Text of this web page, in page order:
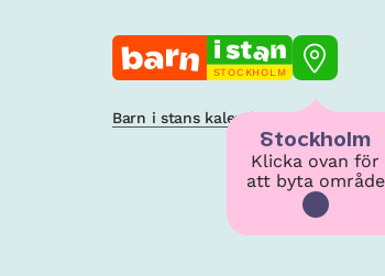
STOCKHOLM
Stockholm
Klicka ovan för
att byta område
Barn i stans kalendarium för barn